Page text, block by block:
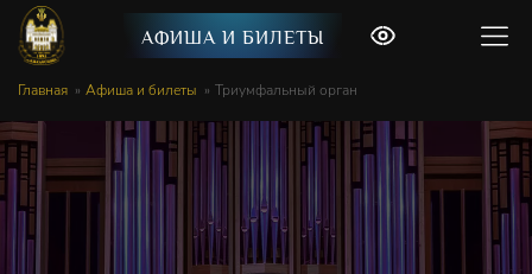
АФИША И БИЛЕТЫ
Главная Афиша и билеты Триумфальный орган